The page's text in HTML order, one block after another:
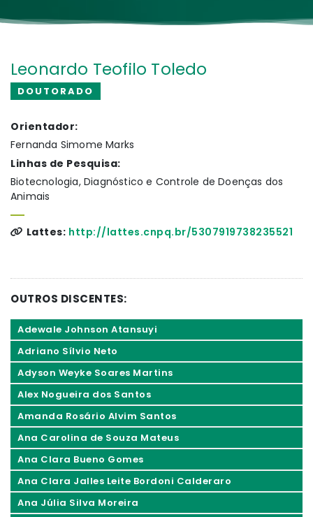
Leonardo Teofilo Toledo
DOUTORADO
Orientador:
Fernanda Simome Marks
Linhas de Pesquisa:
Biotecnologia, Diagnóstico e Controle de Doenças dos
Animais
Lattes: http://lattes.cnpq.br/5307919738235521
OUTROS DISCENTES:
Adewale Johnson Atansuyi
Adriano Sílvio Neto
Adyson Weyke Soares Martins
Alex Nogueira dos Santos
Amanda Rosário Alvim Santos
Ana Carolina de Souza Mateus
Ana Clara Bueno Gomes
Ana Clara Jalles Leite Bordoni Calderaro
Ana Júlia Silva Moreira